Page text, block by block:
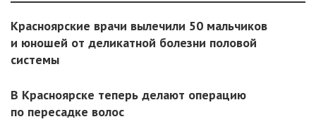
Красноярские врачи вылечили 50 мальчиков
и юношей от деликатной болезни половой
системы
В Красноярске теперь делают операцию
по пересадке волос